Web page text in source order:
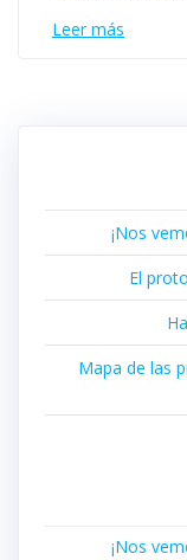
Leer más
¡Nos
El
Mapa de las
¡Nos